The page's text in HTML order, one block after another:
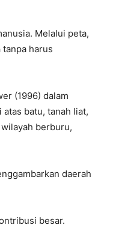
Melalui peta,
harus
(1996) dalam
batu, tanah liat,
berburu,
daerah
besar.